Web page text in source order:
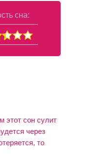
сна:
этот сон сулит
через
то